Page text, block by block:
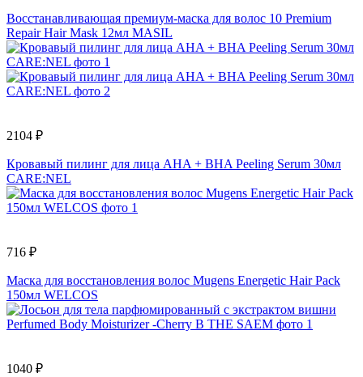
Восстанавливающая премиум-маска для волос 10 Premium
Repair Hair Mask 12мл MASIL
2104 ₽
Кровавый пилинг для лица AHA + BHA Peeling Serum 30мл
CARE:NEL
716 ₽
Маска для восстановления волос Mugens Energetic Hair Pack
150мл WELCOS
1040 ₽